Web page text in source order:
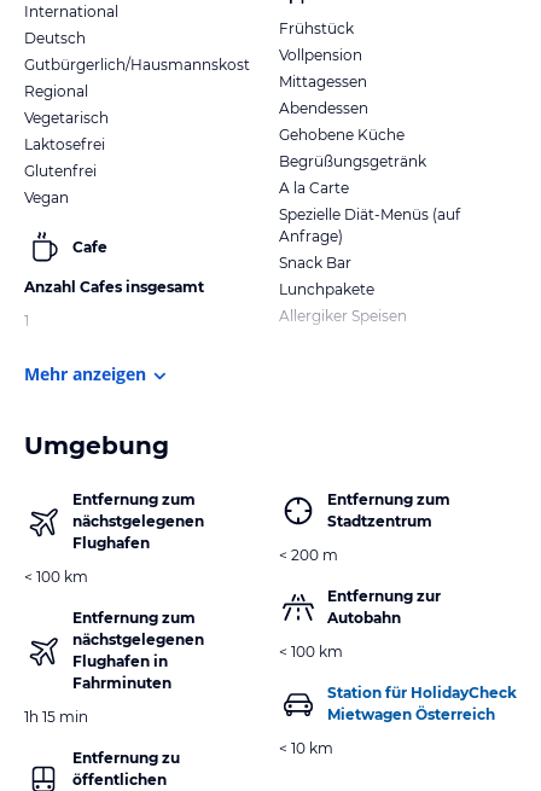
International
Deutsch
Gutbürgerlich/Hausmannskost
Regional
Vegetarisch
Laktosefrei
Glutenfrei
Vegan
Cafe
Anzahl Cafes insgesamt
1
Frühstück
Vollpension
Mittagessen
Abendessen
Gehobene Küche
Begrüßungsgetränk
A la Carte
Spezielle Diät-Menüs (auf
Anfrage)
Snack Bar
Lunchpakete
Allergiker Speisen
Mehr anzeigen
Umgebung
Entfernung zum
nächstgelegenen
Flughafen
< 100 km
Entfernung zum
nächstgelegenen
Flughafen in
Fahrminuten
1h 15 min
Entfernung zu
öffentlichen
Entfernung zum
Stadtzentrum
< 200 m
Entfernung zur
Autobahn
< 100 km
Station für HolidayCheck
Mietwagen Österreich
< 10 km